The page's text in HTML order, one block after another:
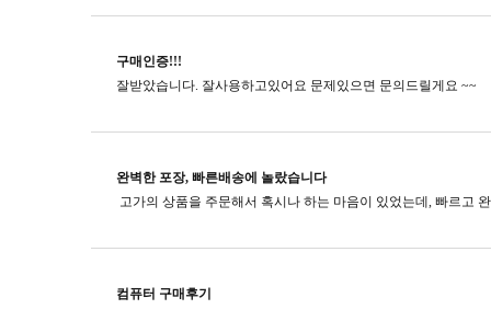
구매인증!!!
잘받았습니다. 잘사용하고있어요 문제있으면 문의드릴게요 ~~
완벽한 포장, 빠른배송에 놀랐습니다
컴퓨터 구매후기